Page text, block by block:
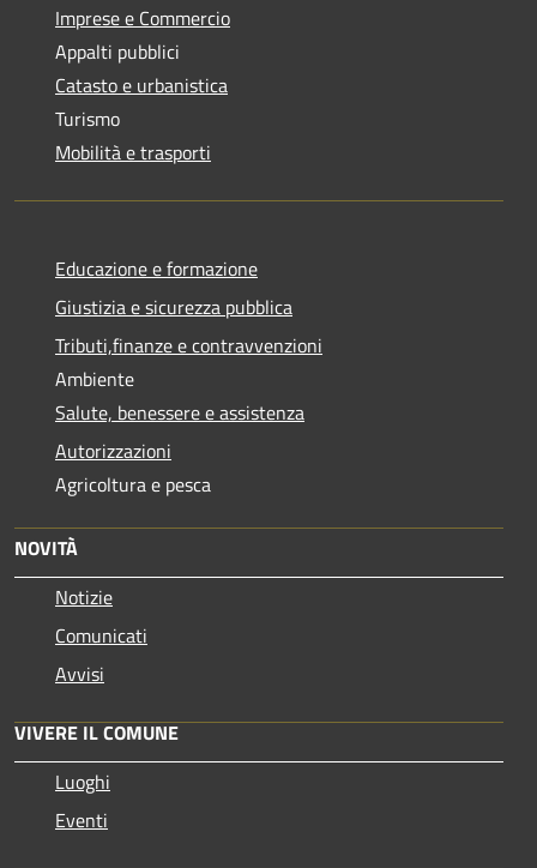
Imprese e Commercio
Appalti pubblici
Catasto e urbanistica
Turismo
Mobilità e trasporti
Educazione e formazione
Giustizia e sicurezza pubblica
Tributi,finanze e contravvenzioni
Ambiente
Salute, benessere e assistenza
Autorizzazioni
Agricoltura e pesca
NOVITÀ
Notizie
Comunicati
Avvisi
VIVERE IL COMUNE
Luoghi
Eventi